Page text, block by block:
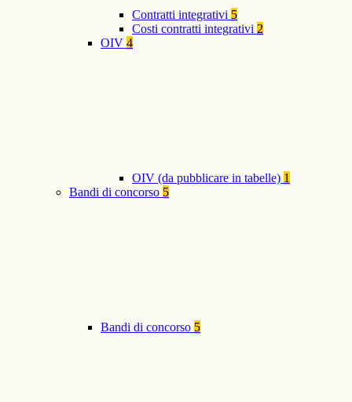
Contratti integrativi 5
Costi contratti integrativi 2
OIV 4
OIV (da pubblicare in tabelle) 1
Bandi di concorso 5
Bandi di concorso 5